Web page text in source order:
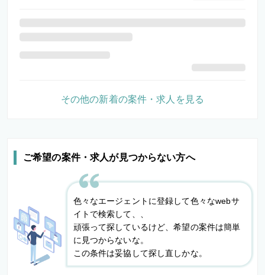
ご希望の案件・求人が見つからない方へ
色々なエージェントに登録して色々なwebサ
イトで検索して、、
頑張って探しているけど、希望の案件は簡単
に見つからないな。
この条件は妥協して探し直しかな。
その他の新着の案件・求人を見る